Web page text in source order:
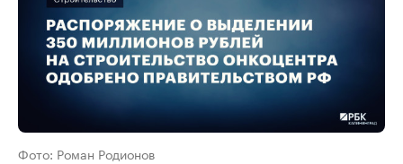
Фото: Роман Родионов